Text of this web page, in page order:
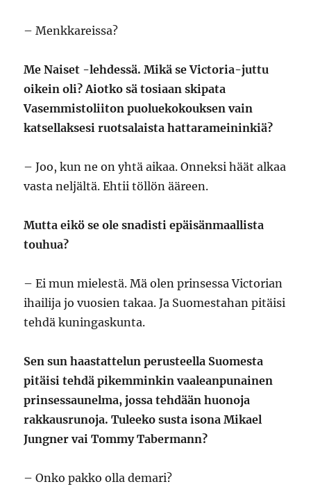
– Menkkareissa?
Me Naiset -lehdessä. Mikä se Victoria-juttu
oikein oli? Aiotko sä tosiaan skipata
Vasemmistoliiton puoluekokouksen vain
katsellaksesi ruotsalaista hattarameininkiä?
– Joo, kun ne on yhtä aikaa. Onneksi häät alkaa
vasta neljältä. Ehtii töllön ääreen.
Mutta eikö se ole snadisti epäisänmaallista
touhua?
– Ei mun mielestä. Mä olen prinsessa Victorian
ihailija jo vuosien takaa. Ja Suomestahan pitäisi
tehdä kuningaskunta.
Sen sun haastattelun perusteella Suomesta
pitäisi tehdä pikemminkin vaaleanpunainen
prinsessaunelma, jossa tehdään huonoja
rakkausrunoja. Tuleeko susta isona Mikael
Jungner vai Tommy Tabermann?
– Onko pakko olla demari?